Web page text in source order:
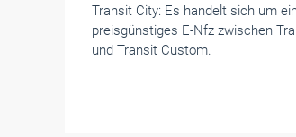
Transit City: Es handelt sich um
preisgünstiges E-Nfz zwischen
und Transit Custom.